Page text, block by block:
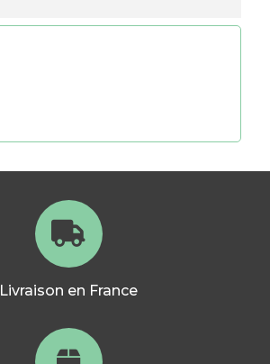
Livraison en France